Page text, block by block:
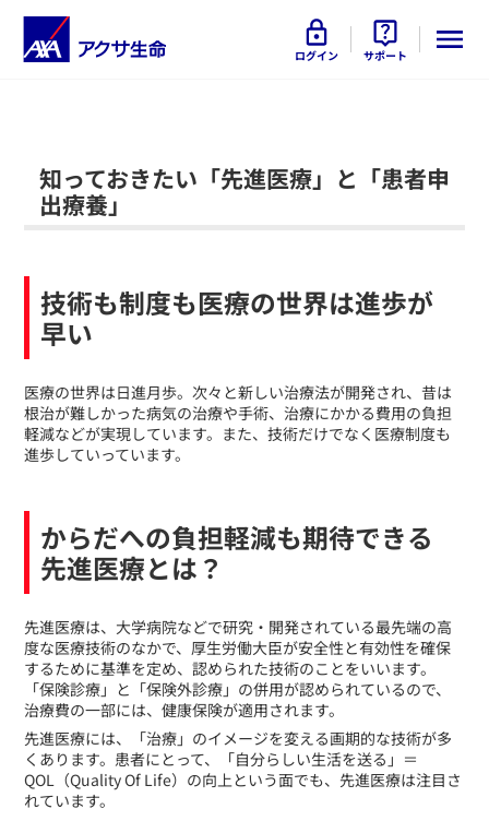
ログイン サポート
知っておきたい「先進医療」と「患者申
出療養」
技術も制度も医療の世界は進歩が
早い
​医療の世界は日進月歩。次々と新しい治療法が開発され、昔は
根治が難しかった病気の治療や手術、治療にかかる費用の負担
軽減などが実現しています。また、技術だけでなく医療制度も
進歩していっています。
からだへの負担軽減も期待できる
先進医療とは？
​先進医療は、大学病院などで研究・開発されている最先端の高
度な医療技術のなかで、厚生労働大臣が安全性と有効性を確保
するために基準を定め、認められた技術のことをいいます。
「保険診療」と「保険外診療」の併用が認められているので、
治療費の一部には、健康保険が適用されます。
先進医療には、「治療」のイメージを変える画期的な技術が多
くあります。患者にとって、「自分らしい生活を送る」＝
QOL（Quality Of Life）の向上という面でも、先進医療は注目さ
れています。